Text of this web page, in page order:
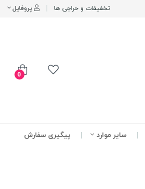
پروفایل تخفیفات و حراجی ها
0
سایر موارد پیگیری سفارش